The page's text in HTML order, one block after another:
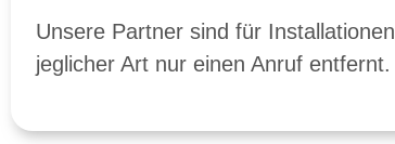
Unsere Partner sind für Installationen
jeglicher Art nur einen Anruf entfernt.